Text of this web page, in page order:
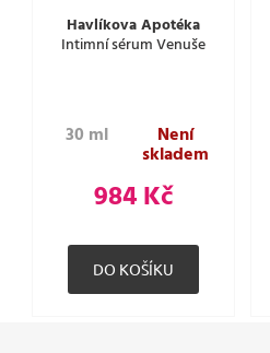
Havlíkova Apotéka
Intimní sérum Venuše
30 ml Není
skladem
984 Kč